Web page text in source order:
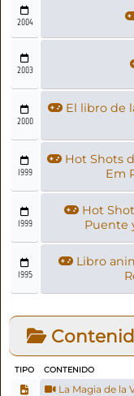
2004
2003
2000
El libro de
1999
Hot Shots
Em
1999
Hot
Puente
1995
Libro
TIPO CONTENIDO
La Magia de la